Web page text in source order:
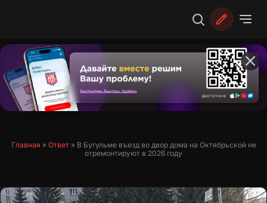
Главная » Ответ» В Бугульме въезд во двор дома на Октябрьской не
отремонтируют в 2026 году